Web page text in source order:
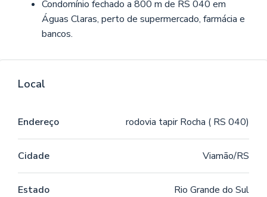
Condomínio fechado a 800 m de RS 040 em
Águas Claras, perto de supermercado, farmácia e
bancos.
Local
Endereço rodovia tapir Rocha ( RS 040)
Cidade Viamão/RS
Estado Rio Grande do Sul